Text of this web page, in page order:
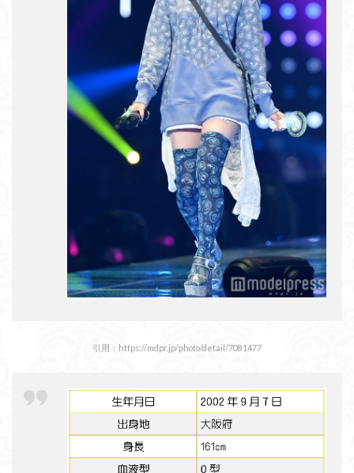
引用：https://mdpr.jp/photo/detail/7081477